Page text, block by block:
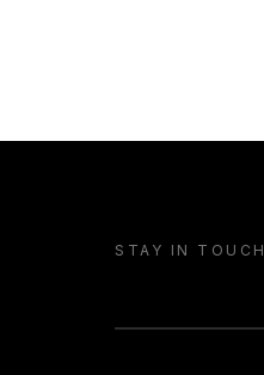
STAY IN TOUCH